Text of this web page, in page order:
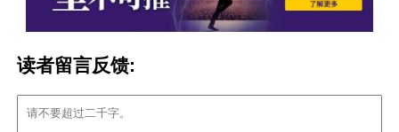
读者留言反馈: